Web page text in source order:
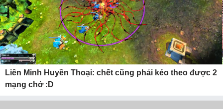
Liên Minh Huyền Thoại: chết cũng phải kéo theo được 2
mạng chớ :D